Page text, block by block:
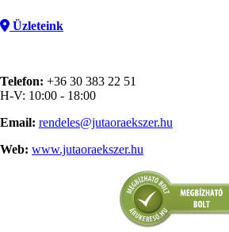
Üzleteink
Telefon: +36 30 383 22 51
H-V: 10:00 - 18:00
Email: rendeles@jutaoraekszer.hu
Web: www.jutaoraekszer.hu